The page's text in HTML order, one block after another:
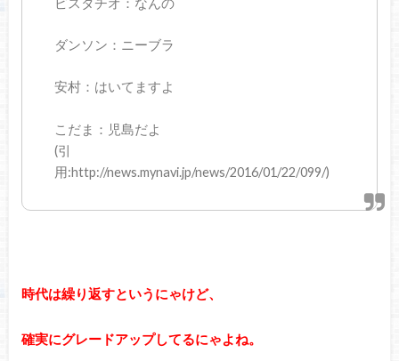
ダンソン：ニーブラ
安村：はいてますよ
こだま：児島だよ
(引
用:http://news.mynavi.jp/news/2016/01/22/099/)
時代は繰り返すというにゃけど、
確実にグレードアップしてるにゃよね。